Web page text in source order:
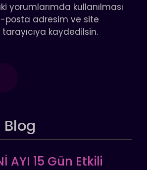
yorumlarımda kullanılması
posta adresim ve site
kaydedilsin.
Blog
AYI 15 Gün Etkili